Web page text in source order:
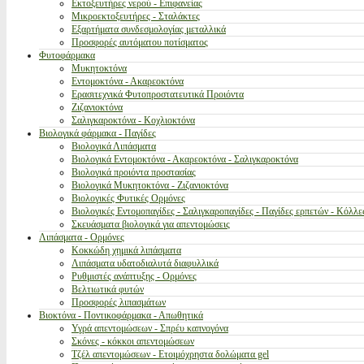
Εκτοξευτήρες νερού - Επιφανείας
Μικροεκτοξευτήρες - Σταλάκτες
Εξαρτήματα συνδεσμολογίας μεταλλικά
Προσφορές αυτόματου ποτίσματος
Φυτοφάρμακα
Μυκητοκτόνα
Εντομοκτόνα - Ακαρεοκτόνα
Ερασιτεχνικά Φυτοπροστατευτικά Προιόντα
Ζιζανιοκτόνα
Σαλιγκαροκτόνα - Κοχλιοκτόνα
Βιολογικά φάρμακα - Παγίδες
Βιολογικά Λιπάσματα
Βιολογικά Εντομοκτόνα - Ακαρεοκτόνα - Σαλιγκαροκτόνα
Βιολογικά προιόντα προστασίας
Βιολογικά Μυκητοκτόνα - Ζιζανιοκτόνα
Βιολογικές Φυτικές Ορμόνες
Βιολογικές Εντομοπαγίδες - Σαλιγκαροπαγίδες - Παγίδες ερπετών -
Σκευάσματα βιολογικά για απεντομώσεις
Λιπάσματα - Ορμόνες
Κοκκώδη χημικά λιπάσματα
Λιπάσματα υδατοδιαλυτά διαφυλλικά
Ρυθμιστές ανάπτυξης - Ορμόνες
Βελτιωτικά φυτών
Προσφορές λιπασμάτων
Βιοκτόνα - Ποντικοφάρμακα - Απωθητικά
Υγρά απεντομώσεων - Σπρέυ καπνογόνα
Σκόνες - κόκκοι απεντομώσεων
Τζέλ απεντομώσεων - Ετοιμόχρηστα δολώματα gel